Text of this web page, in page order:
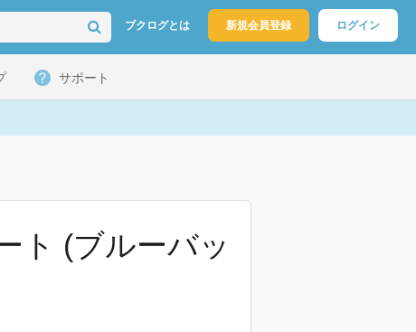
ブクログとは 新規会員登録 ログイン
サポート
ト (ブルーバッ